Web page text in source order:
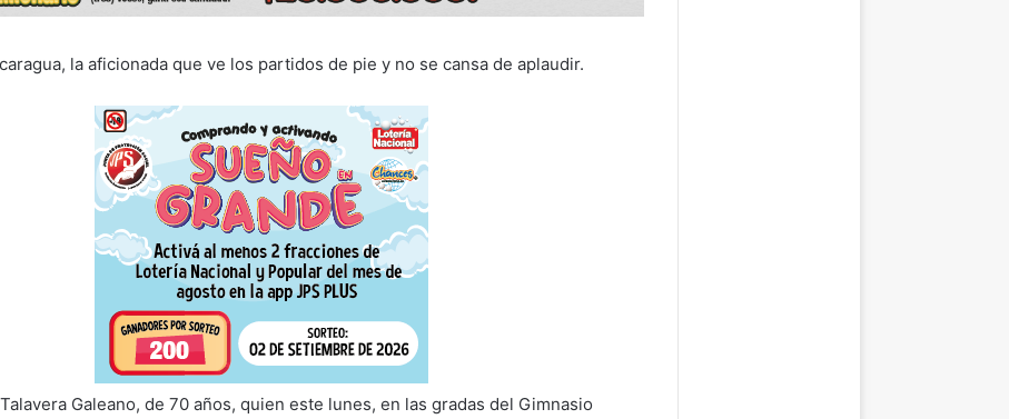
la aficionada que ve los partidos de pie y no se cansa de aplaudir.
Galeano, de 70 años, quien este lunes, en las gradas del Gimnasio